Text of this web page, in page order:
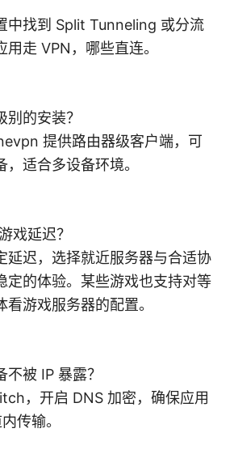
中找到 Split Tunneling 或分流
走 VPN，哪些直连。
的安装？
提供路由器级客户端，可
适合多设备环境。
戏延迟？
延迟，选择就近服务器与合适协
定的体验。某些游戏也支持对等
游戏服务器的配置。
被 IP 暴露？
，开启 DNS 加密，确保应用
传输。